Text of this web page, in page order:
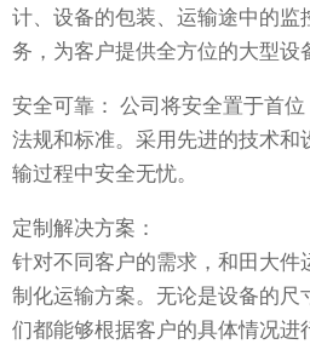
计、设备的包装、运输途中的监
务，为客户提供全方位的大型设
安全可靠： 公司将安全置于首
法规和标准。采用先进的技术和
输过程中安全无忧。
定制解决方案：
针对不同客户的需求，和田大件
制化运输方案。无论是设备的尺
们都能够根据客户的具体情况进